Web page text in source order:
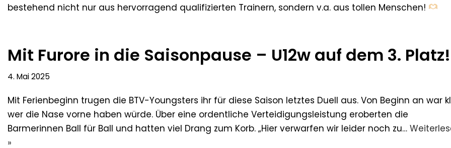
bestehend nicht nur aus hervorragend qualifizierten Trainern, sondern v.a. aus tollen Menschen!
Mit Furore in die Saisonpause – U12w auf dem 3. Platz!
4. Mai 2025
Mit Ferienbeginn trugen die BTV-Youngsters ihr für diese Saison letztes Duell aus. Von Beginn an war
wer die Nase vorne haben würde. Über eine ordentliche Verteidigungsleistung eroberten die
Barmerinnen Ball für Ball und hatten viel Drang zum Korb. „Hier verwarfen wir leider noch zu…
»